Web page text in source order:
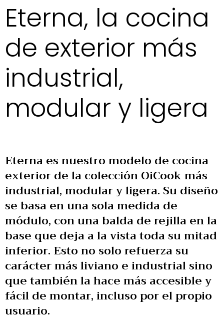
Eterna, la cocina
de exterior más
industrial,
modular y ligera
Eterna es nuestro modelo de cocina
exterior de la colección OiCook más
industrial, modular y ligera. Su diseño
se basa en una sola medida de
módulo, con una balda de rejilla en la
base que deja a la vista toda su mitad
inferior. Esto no solo refuerza su
carácter más liviano e industrial sino
que también la hace más accesible y
fácil de montar, incluso por el propio
usuario.